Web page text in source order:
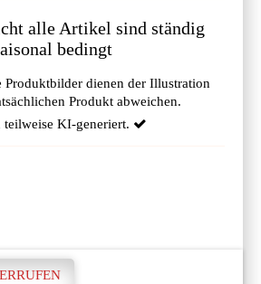
alle Artikel sind ständig
bedingt
Produktbilder dienen der Illustration
Produkt abweichen.
KI-generiert.